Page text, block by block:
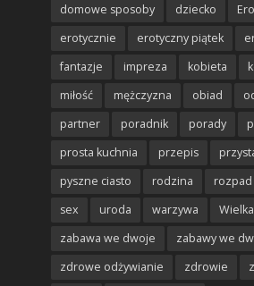
domowe sposoby
dziecko
erotycznie
erotyczny piątek
fantazje
impreza kobieta
miłość
mężczyzna obiad
partner
poradnik porady
prosta kuchnia
przepis
pyszne ciasto
rodzina
sex
uroda warzywa
zabawa we dwoje
zabawy we
zdrowe odżywianie
zdrowie